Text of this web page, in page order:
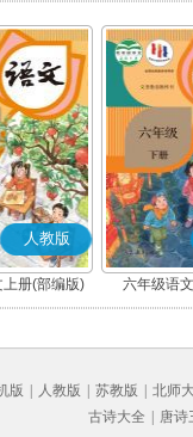
人教版
册(部编版) 六年级语
版 人教版 苏教版 北师
古诗大全
唐诗